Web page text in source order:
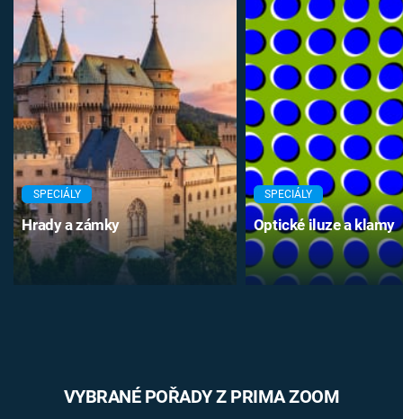
SPECIÁLY
Hrady a zámky
SPECIÁLY
Optické iluze a klamy
VYBRANÉ POŘADY Z PRIMA ZOOM